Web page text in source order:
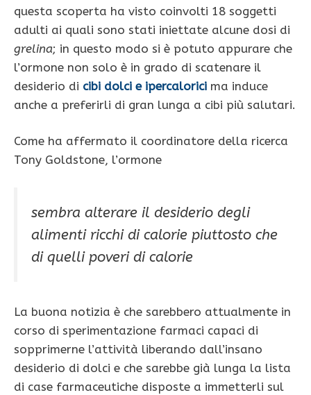
questa scoperta ha visto coinvolti 18 soggetti
adulti ai quali sono stati iniettate alcune dosi di
grelina; in questo modo si è potuto appurare che
l’ormone non solo è in grado di scatenare il
desiderio di cibi dolci e ipercalorici ma induce
anche a preferirli di gran lunga a cibi più salutari.
Come ha affermato il coordinatore della ricerca
Tony Goldstone, l’ormone
sembra alterare il desiderio degli
alimenti ricchi di calorie piuttosto che
di quelli poveri di calorie
La buona notizia è che sarebbero attualmente in
corso di sperimentazione farmaci capaci di
sopprimerne l’attività liberando dall’insano
desiderio di dolci e che sarebbe già lunga la lista
di case farmaceutiche disposte a immetterli sul